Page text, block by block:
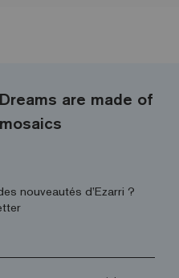
Dreams are made of
mosaics
nouveautés d’Ezarri ?